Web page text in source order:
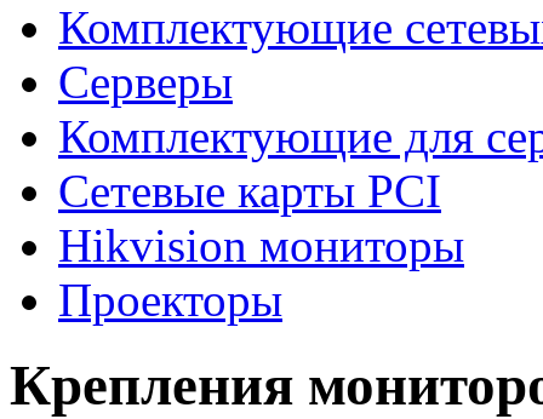
Комплектующие
Серверы
Комплектующие для
Сетевые карты PCI
Hikvision мониторы
Проекторы
Крепления